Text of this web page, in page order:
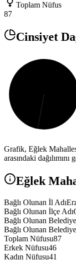
Toplam Nüfus
87
Cinsiyet
Grafik, Eğlek
arasındaki dağılımını
Eğlek
Bağlı Olunan İl Adı
Bağlı Olunan İlçe Adı
Bağlı Olunan
Bağlı Olunan
Toplam Nüfusu87
Erkek Nüfusu46
Kadın Nüfusu41